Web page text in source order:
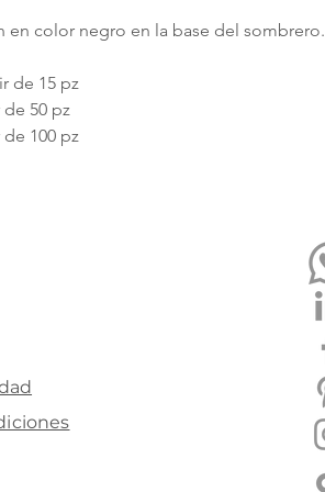
en color negro en la base del sombrero.
de 15 pz
de 50 pz
100 pz